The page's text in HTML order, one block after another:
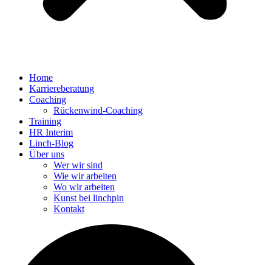
Home
Karriereberatung
Coaching
Rückenwind-Coaching
Training
HR Interim
Linch-Blog
Über uns
Wer wir sind
Wie wir arbeiten
Wo wir arbeiten
Kunst bei linchpin
Kontakt